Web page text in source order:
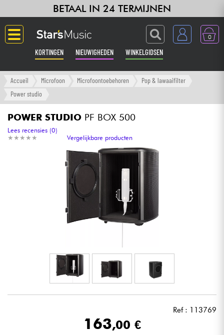
BETAAL IN 24 TERMIJNEN
0
KORTINGEN NIEUWIGHEDEN WINKELGIDSEN
Langue
Versterker & Effecten
Toetsenbord & Piano
Synths & samplers
Home-studio
Microfoon
Accueil Microfoon Microfoontoebehoren
Pop & lawaaifilter
Power studio
POWER STUDIO PF BOX 500
★ ★ ★ ★ ★
★ ★ ★ ★ ★
Lees recensies (0)
Vergelijkbare producten
Ref : 113769
163,00 €